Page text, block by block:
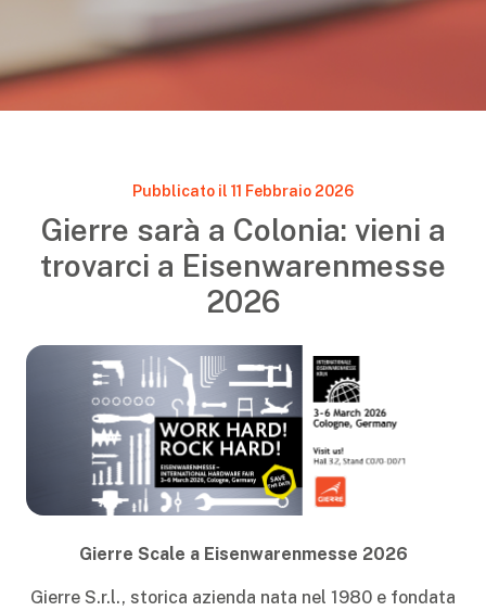
Pubblicato il 11 Febbraio 2026
Gierre sarà a Colonia: vieni a
trovarci a Eisenwarenmesse
2026
Gierre Scale a Eisenwarenmesse 2026
Gierre S.r.l., storica azienda nata nel 1980 e fondata